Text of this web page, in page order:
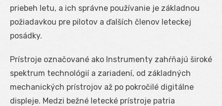
priebeh letu, a ich správne používanie je základnou
požiadavkou pre pilotov a ďalších členov leteckej
posádky.
Prístroje označované ako Instrumenty zahŕňajú široké
spektrum technológií a zariadení, od základných
mechanických prístrojov až po pokročilé digitálne
displeje. Medzi bežné letecké prístroje patria